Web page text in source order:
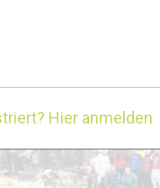
Hier anmelden